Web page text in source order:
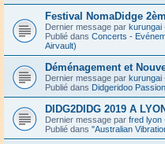
Festival NomaDidge
Dernier message par kurungai
Publié dans Concerts -
Airvault)
Déménagement et
Dernier message par kurungai
Publié dans Didgeridoo Passion
DIDG2DIDG 2019 A
Dernier message par fred lyon
Publié dans "Australian